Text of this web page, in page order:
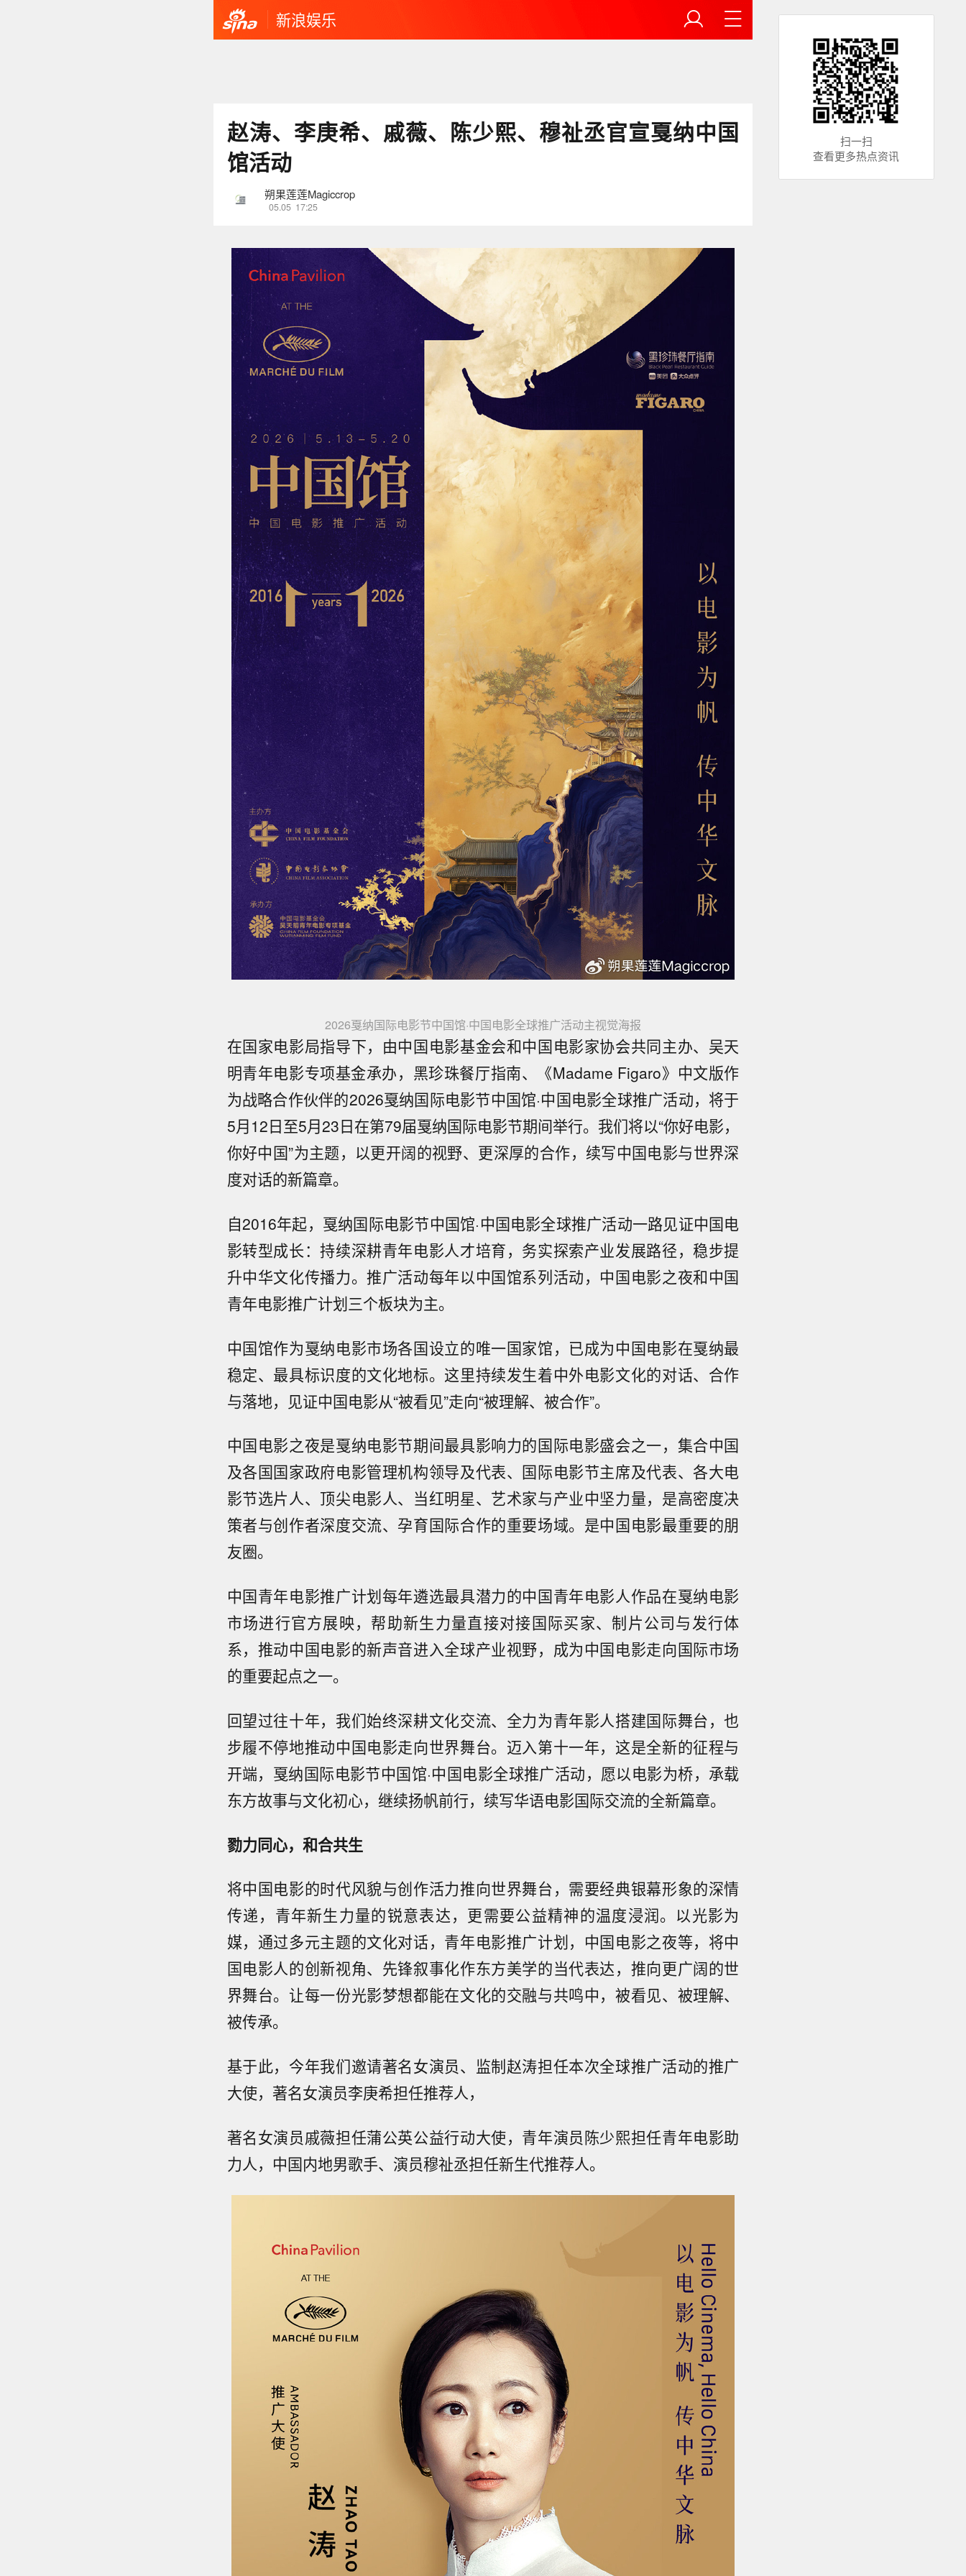
新浪娱乐
赵涛、李庚希、戚薇、陈少熙、穆祉丞官宣戛纳中国
馆活动
朔果莲莲Magiccrop
05.05 17:25
2026戛纳国际电影节中国馆·中国电影全球推广活动主视觉海报
在国家电影局指导下，由中国电影基金会和中国电影家协会共同主办、吴天
明青年电影专项基金承办，黑珍珠餐厅指南、《Madame Figaro》中文版作
为战略合作伙伴的2026戛纳国际电影节中国馆·中国电影全球推广活动，将于
5月12日至5月23日在第79届戛纳国际电影节期间举行。我们将以“你好电影，
你好中国”为主题，以更开阔的视野、更深厚的合作，续写中国电影与世界深
度对话的新篇章。
自2016年起，戛纳国际电影节中国馆·中国电影全球推广活动一路见证中国电
影转型成长：持续深耕青年电影人才培育，务实探索产业发展路径，稳步提
升中华文化传播力。推广活动每年以中国馆系列活动，中国电影之夜和中国
青年电影推广计划三个板块为主。
中国馆作为戛纳电影市场各国设立的唯一国家馆，已成为中国电影在戛纳最
稳定、最具标识度的文化地标。这里持续发生着中外电影文化的对话、合作
与落地，见证中国电影从“被看见”走向“被理解、被合作”。
中国电影之夜是戛纳电影节期间最具影响力的国际电影盛会之一，集合中国
及各国国家政府电影管理机构领导及代表、国际电影节主席及代表、各大电
影节选片人、顶尖电影人、当红明星、艺术家与产业中坚力量，是高密度决
策者与创作者深度交流、孕育国际合作的重要场域。是中国电影最重要的朋
友圈。
中国青年电影推广计划每年遴选最具潜力的中国青年电影人作品在戛纳电影
市场进行官方展映，帮助新生力量直接对接国际买家、制片公司与发行体
系，推动中国电影的新声音进入全球产业视野，成为中国电影走向国际市场
的重要起点之一。
回望过往十年，我们始终深耕文化交流、全力为青年影人搭建国际舞台，也
步履不停地推动中国电影走向世界舞台。迈入第十一年，这是全新的征程与
开端，戛纳国际电影节中国馆·中国电影全球推广活动，愿以电影为桥，承载
东方故事与文化初心，继续扬帆前行，续写华语电影国际交流的全新篇章。
勠力同心，和合共生
将中国电影的时代风貌与创作活力推向世界舞台，需要经典银幕形象的深情
传递，青年新生力量的锐意表达，更需要公益精神的温度浸润。以光影为
媒，通过多元主题的文化对话，青年电影推广计划，中国电影之夜等，将中
国电影人的创新视角、先锋叙事化作东方美学的当代表达，推向更广阔的世
界舞台。让每一份光影梦想都能在文化的交融与共鸣中，被看见、被理解、
被传承。
基于此，今年我们邀请著名女演员、监制赵涛担任本次全球推广活动的推广
大使，著名女演员李庚希担任推荐人，
著名女演员戚薇担任蒲公英公益行动大使，青年演员陈少熙担任青年电影助
力人，中国内地男歌手、演员穆祉丞担任新生代推荐人。
扫一扫
查看更多热点资讯